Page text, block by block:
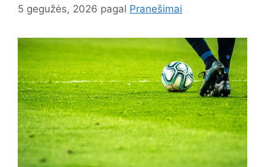
5 gegužės, 2026 pagal Pranešimai